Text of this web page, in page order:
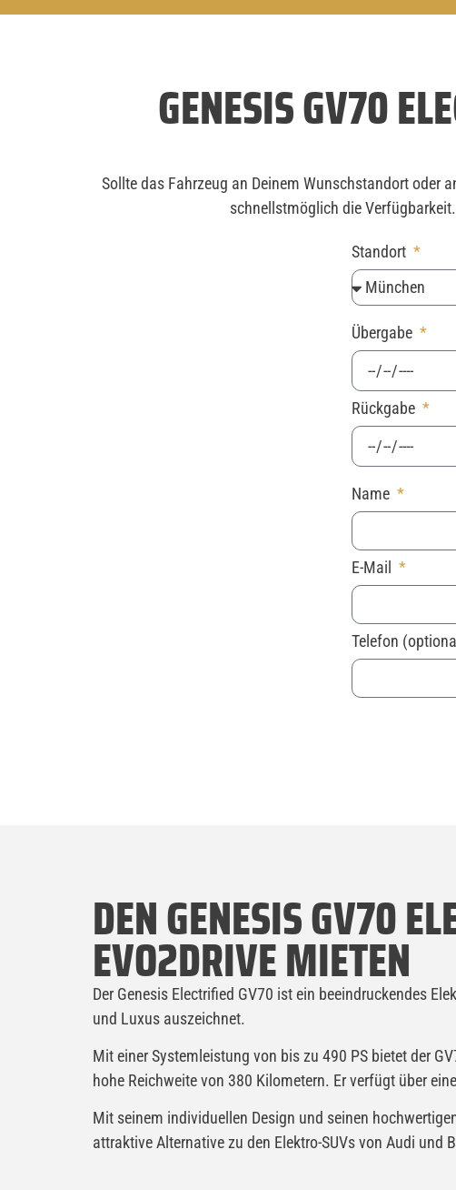
GENESIS GV70
Sollte das Fahrzeug an Deinem Wunschstandort
schnellstmöglich die
Standort
Übergabe
Rückgabe
Name
E-Mail
Telefon
DEN GENESIS GV70
EVO2DRIVE MIETEN
Der Genesis Electrified GV70 ist ein beeindruckendes
und Luxus auszeichnet.
Mit einer Systemleistung von bis zu 490 PS bietet der
hohe Reichweite von 380 Kilometern. Er verfügt über
Mit seinem individuellen Design und seinen
attraktive Alternative zu den Elektro-SUVs von Audi und